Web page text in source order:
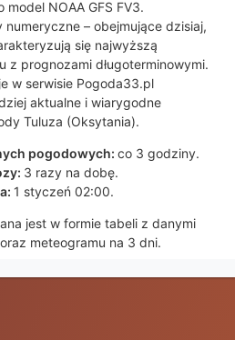
NOAA GFS FV3.
– obejmujące dzisiaj,
się najwyższą
z prognozami długoterminowymi.
w serwisie Pogoda33.pl
aktualne i wiarygodne
Tuluza (Oksytania).
pogodowych: co 3 godziny.
3 razy na dobę.
1 styczeń 02:00.
jest w formie tabeli z danymi
meteogramu na 3 dni.